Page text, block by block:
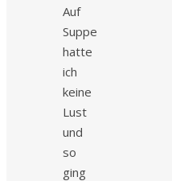
Auf
Suppe
hatte
ich
keine
Lust
und
so
ging